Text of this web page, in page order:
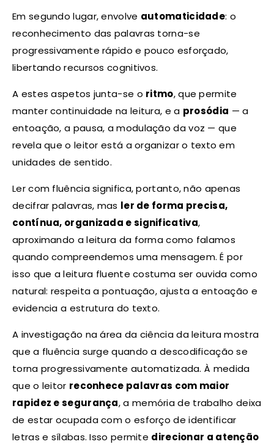
Em segundo lugar, envolve automaticidade: o
reconhecimento das palavras torna-se
progressivamente rápido e pouco esforçado,
libertando recursos cognitivos.
A estes aspetos junta-se o ritmo, que permite
manter continuidade na leitura, e a prosódia — a
entoação, a pausa, a modulação da voz — que
revela que o leitor está a organizar o texto em
unidades de sentido.
Ler com fluência significa, portanto, não apenas
decifrar palavras, mas ler de forma precisa,
contínua, organizada e significativa,
aproximando a leitura da forma como falamos
quando compreendemos uma mensagem. É por
isso que a leitura fluente costuma ser ouvida como
natural: respeita a pontuação, ajusta a entoação e
evidencia a estrutura do texto.
A investigação na área da ciência da leitura mostra
que a fluência surge quando a descodificação se
torna progressivamente automatizada. À medida
que o leitor reconhece palavras com maior
rapidez e segurança, a memória de trabalho deixa
de estar ocupada com o esforço de identificar
letras e sílabas. Isso permite direcionar a atenção